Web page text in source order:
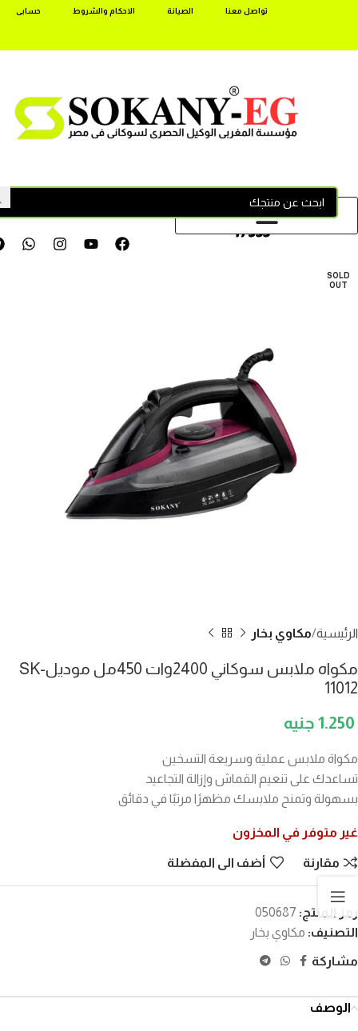
تواصل معنا الصيانة الاحكام والشروط حسابى
17355
SOLD
OUT
الرئيسية مكاوي بخار
مكواه ملابس سوكاني 2400وات 450مل موديلSK-
11012
1.250
مكواة ملابس عملية وسريعة التسخين
تساعدك على تنعيم القماش وإزالة التجاعيد
بسهولة وتمنح ملابسك مظهرًا مرتبًا في دقائق
غير متوفر في المخزون
مقارنة أضف الى المفضلة
رمز المنتج: 050687
التصنيف: مكاوي بخار
مشاركة
الوصف